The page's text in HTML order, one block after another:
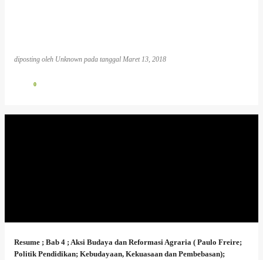
diposting oleh Unknown pada tanggal Maret 13, 2018
0
Resume ; Bab 4 ; Aksi Budaya dan Reformasi Agraria ( Paulo Freire;
Politik Pendidikan; Kebudayaan, Kekuasaan dan Pembebasan);